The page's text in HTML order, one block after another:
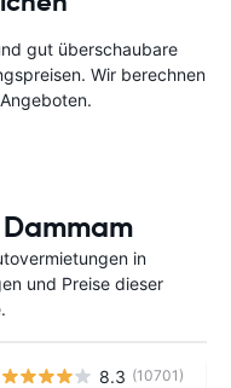
gut überschaubare
Wir berechnen
in
und Preise dieser
8.3 (10701)